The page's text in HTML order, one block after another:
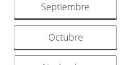
Septiembre
Octubre